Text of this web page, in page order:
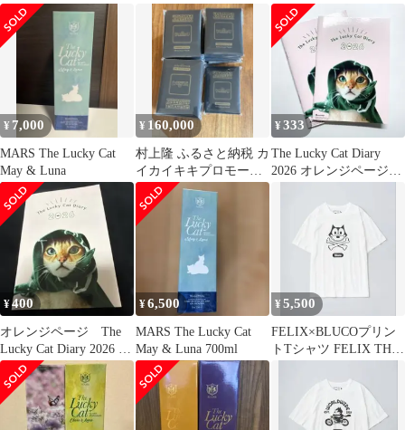
¥ 7,000
MARS The Lucky Cat
May & Luna
¥ 160,000
村上隆 ふるさと納税 カ
イカイキキプロモーシ
ョンカードトレカの世
界125パック
¥333
The Lucky Cat Diary
2026 オレンジページ付
¥400
オレンジページ The
Lucky Cat Diary 2026 ス
ケジュール帳
¥6,500
MARS The Lucky Cat
May & Luna 700ml
¥5,500
FELIX×BLUCOプリン
トTシャツ FELIX THE